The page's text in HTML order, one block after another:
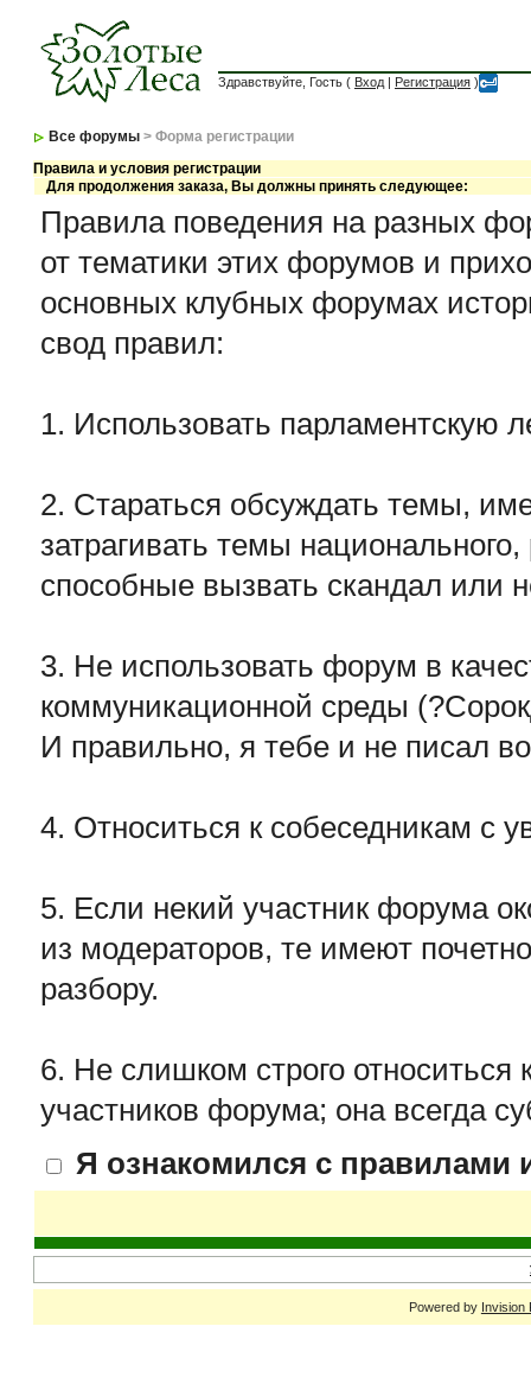
Здравствуйте, Гость ( Вход | Регистрация )
Все форумы > Форма регистрации
Правила и условия регистрации
Для продолжения заказа, Вы должны принять следующее:
Правила поведения на разных
от тематики этих форумов и
основных клубных форумах
свод правил:
1. Использовать парламентскую
2. Стараться обсуждать темы,
затрагивать темы
способные вызвать скандал или
3. Не использовать форум в
коммуникационной среды
И правильно, я тебе и не писал
4. Относиться к собеседникам с
5. Если некий участник форума
из модераторов, те имеют
разбору.
6. Не слишком строго относиться
участников форума; она всегда
Я ознакомился с правилами
Powered by Invision